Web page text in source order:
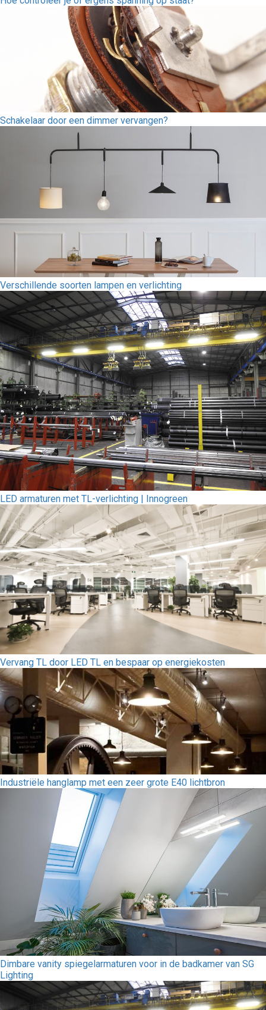
Schakelaar door een dimmer vervangen?
Verschillende soorten lampen en verlichting
LED armaturen met TL-verlichting | Innogreen
Vervang TL door LED TL en bespaar op energiekosten
Industriële hanglamp met een zeer grote E40 lichtbron
Dimbare vanity spiegelarmaturen voor in de badkamer van SG
Lighting